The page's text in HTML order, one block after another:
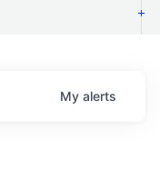
My alerts